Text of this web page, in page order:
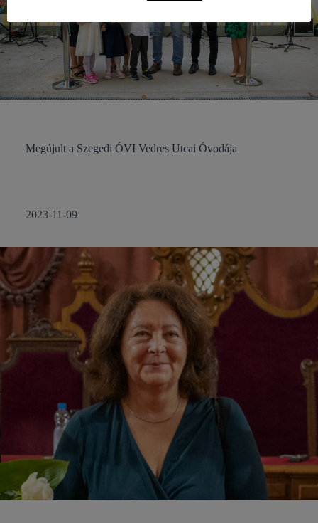
Megújult a Szegedi ÓVI Vedres Utcai Óvodája
2023-11-09